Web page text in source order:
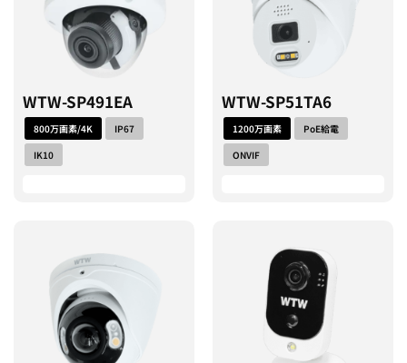
WTW-SP491EA
800万画素/4K
IP67
IK10
WTW-SP51TA6
1200万画素
PoE給電
ONVIF